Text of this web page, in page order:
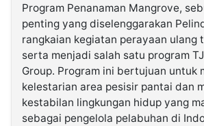
Kabarbaru.co
2026
Kabarbaru
Media
Holding
Program Penanaman Mangrove,
penting yang diselenggarakan
rangkaian kegiatan perayaan ulang
serta menjadi salah satu program
Group. Program ini bertujuan untuk
kelestarian area pesisir pantai dan
kestabilan lingkungan hidup yang
sebagai pengelola pelabuhan di